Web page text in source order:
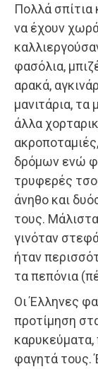
Πολλά
να έχουν
φασόλια,
αρακά,
μανιτάρια, τα
άλλα
δρόμων ενώ
τρυφερές
άνηθο και
τους.
γινόταν
ήταν
τα πεπόνια
Οι Έλληνες
προτίμηση
καρυκεύματα,
φαγητά τους.